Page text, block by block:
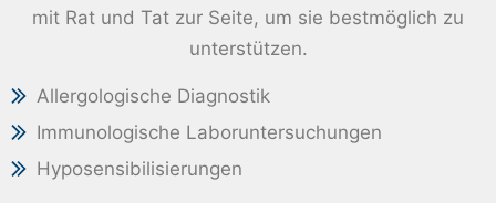
mit Rat und Tat zur Seite, um sie bestmöglich zu
unterstützen.
Allergologische Diagnostik
Immunologische Laboruntersuchungen
Hyposensibilisierungen